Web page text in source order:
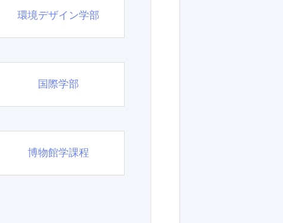
環境デザイン学部
国際学部
博物館学課程